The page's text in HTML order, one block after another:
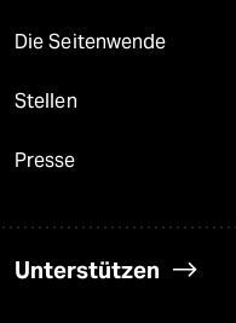
Die Seitenwende
Stellen
Presse
Unterstützen